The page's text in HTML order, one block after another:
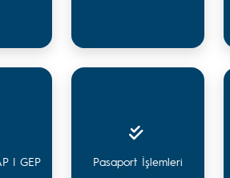
| GEP Pasaport İşlemleri